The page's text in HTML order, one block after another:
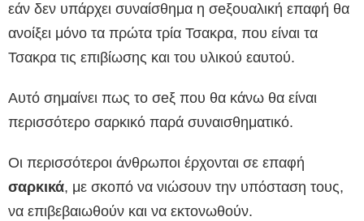
εάν δεν υπάρχει συναίσθημα η σeξουαλική επαφή θα
ανοίξει μόνο τα πρώτα τρία Τσακρα, που είναι τα
Τσακρα τις επιβίωσης και του υλικού εαυτού.
Αυτό σημαίνει πως το σeξ που θα κάνω θα είναι
περισσότερο σαρκικό παρά συναισθηματικό.
Οι περισσότεροι άνθρωποι έρχονται σε επαφή
σαρκικά, με σκοπό να νιώσουν την υπόσταση τους,
να επιβεβαιωθούν και να εκτονωθούν.